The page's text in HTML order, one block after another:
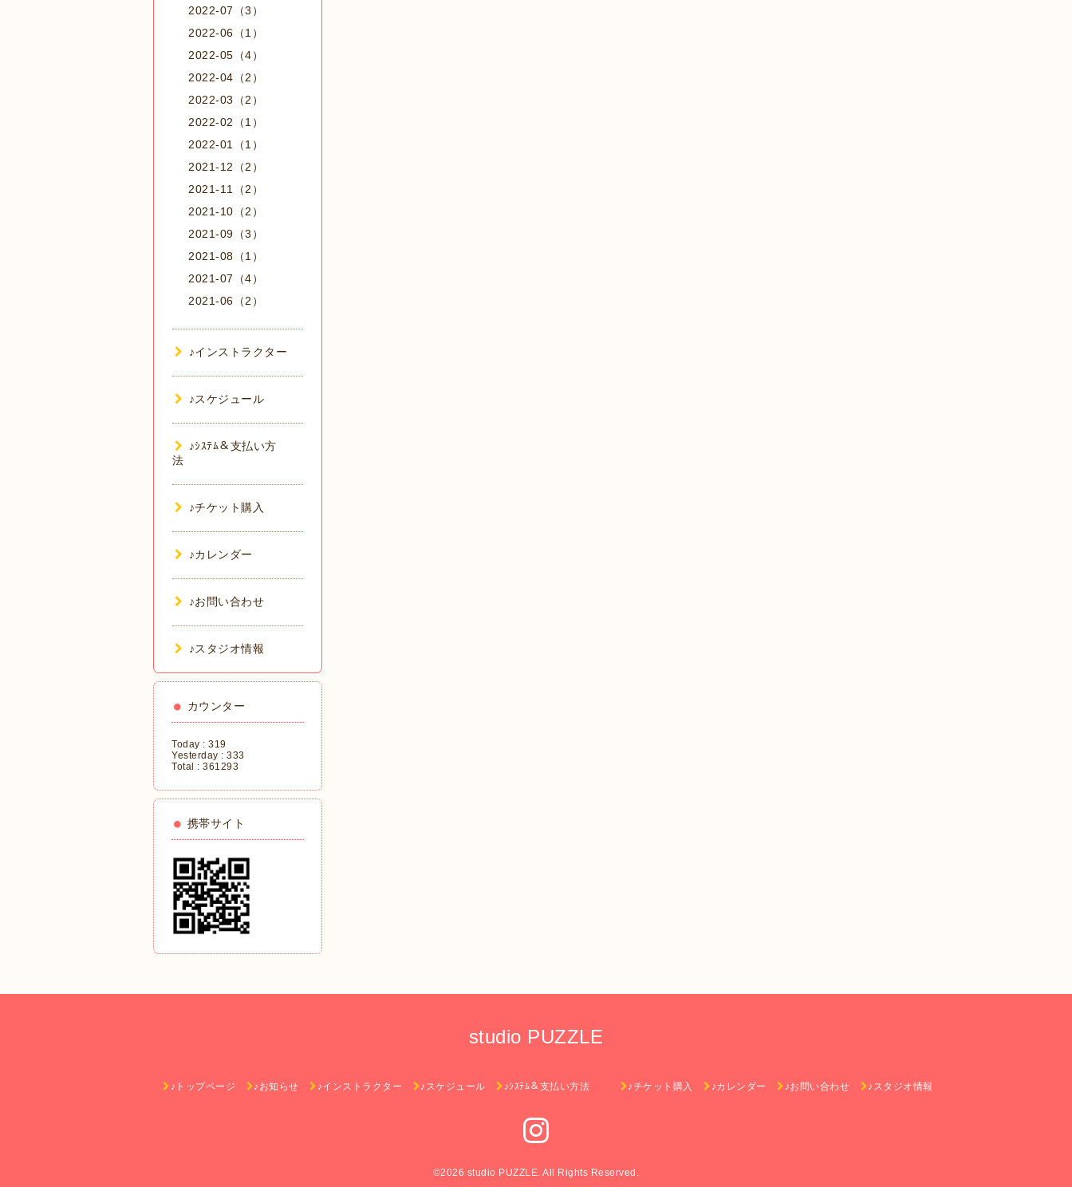
2022-07（3）
2022-06（1）
2022-05（4）
2022-04（2）
2022-03（2）
2022-02（1）
2022-01（1）
2021-12（2）
2021-11（2）
2021-10（2）
2021-09（3）
2021-08（1）
2021-07（4）
2021-06（2）
♪インストラクター
♪スケジュール
♪ｼｽﾃﾑ＆支払い方
法
♪チケット購入
♪カレンダー
♪お問い合わせ
♪スタジオ情報
カウンター
Today : 319
Yesterday : 333
Total : 361293
携帯サイト
studio PUZZLE
♪トップページ ♪お知らせ ♪インストラクター ♪スケジュール ♪ｼｽﾃﾑ＆支払い方法 ♪チケット購入 ♪カレンダー ♪お問い合わせ ♪スタジオ情報
©2026 studio PUZZLE. All Rights Reserved.